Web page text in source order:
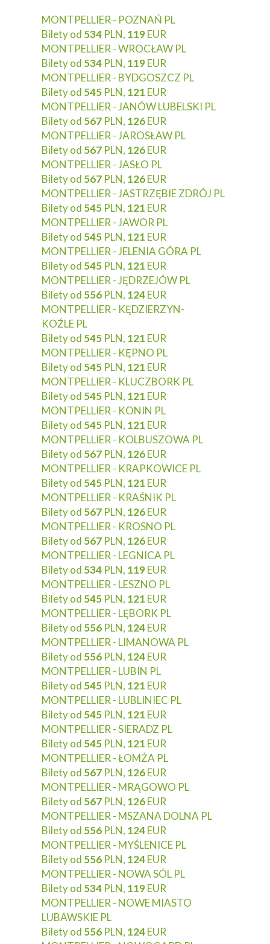
MONTPELLIER - POZNAŃ PL
Bilety od 534 PLN, 119EUR
MONTPELLIER - WROCŁAW PL
Bilety od 534 PLN, 119EUR
MONTPELLIER - BYDGOSZCZ PL
Bilety od 545 PLN, 121 EUR
MONTPELLIER - JANÓW LUBELSKI PL
Bilety od 567 PLN, 126EUR
MONTPELLIER - JAROSŁAW PL
Bilety od 567 PLN, 126EUR
MONTPELLIER - JASŁO PL
Bilety od 567 PLN, 126EUR
MONTPELLIER - JASTRZĘBIE ZDRÓJ PL
Bilety od 545 PLN, 121 EUR
MONTPELLIER - JAWOR PL
Bilety od 545 PLN, 121 EUR
MONTPELLIER - JELENIA GÓRA PL
Bilety od 545 PLN, 121 EUR
MONTPELLIER - JĘDRZEJÓW PL
Bilety od 556 PLN, 124EUR
MONTPELLIER - KĘDZIERZYN-
KOŹLE PL
Bilety od 545 PLN, 121 EUR
MONTPELLIER - KĘPNO PL
Bilety od 545 PLN, 121 EUR
MONTPELLIER - KLUCZBORK PL
Bilety od 545 PLN, 121 EUR
MONTPELLIER - KONIN PL
Bilety od 545 PLN, 121 EUR
MONTPELLIER - KOLBUSZOWA PL
Bilety od 567 PLN, 126EUR
MONTPELLIER - KRAPKOWICE PL
Bilety od 545 PLN, 121 EUR
MONTPELLIER - KRAŚNIK PL
Bilety od 567 PLN, 126EUR
MONTPELLIER - KROSNO PL
Bilety od 567 PLN, 126EUR
MONTPELLIER - LEGNICA PL
Bilety od 534 PLN, 119EUR
MONTPELLIER - LESZNO PL
Bilety od 545 PLN, 121 EUR
MONTPELLIER - LĘBORK PL
Bilety od 556 PLN, 124EUR
MONTPELLIER - LIMANOWA PL
Bilety od 556 PLN, 124EUR
MONTPELLIER - LUBIN PL
Bilety od 545 PLN, 121 EUR
MONTPELLIER - LUBLINIEC PL
Bilety od 545 PLN, 121 EUR
MONTPELLIER - SIERADZ PL
Bilety od 545 PLN, 121 EUR
MONTPELLIER - ŁOMŻA PL
Bilety od 567 PLN, 126EUR
MONTPELLIER - MRĄGOWO PL
Bilety od 567 PLN, 126EUR
MONTPELLIER - MSZANA DOLNA PL
Bilety od 556 PLN, 124EUR
MONTPELLIER - MYŚLENICE PL
Bilety od 556 PLN, 124EUR
MONTPELLIER - NOWA SÓL PL
Bilety od 534 PLN, 119EUR
MONTPELLIER - NOWE MIASTO
LUBAWSKIE PL
Bilety od 556 PLN, 124EUR